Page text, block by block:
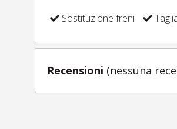
Sostituzione freni
Recensioni (nessuna